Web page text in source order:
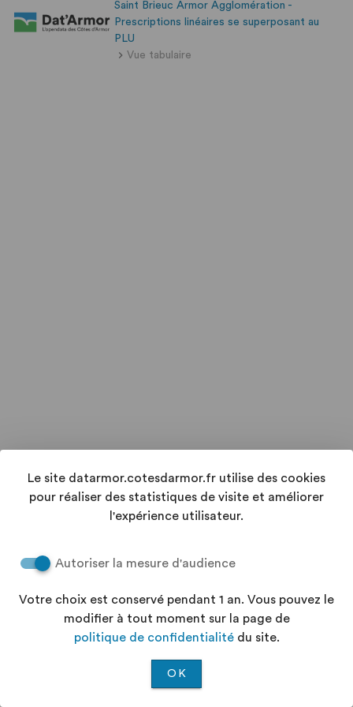
Saint Brieuc Armor Agglomération -
Prescriptions linéaires se superposant au
PLU
Vue tabulaire
Le site datarmor.cotesdarmor.fr utilise des cookies
pour réaliser des statistiques de visite et améliorer
l'expérience utilisateur.
Autoriser la mesure d'audience
Votre choix est conservé pendant 1 an. Vous pouvez le
modifier à tout moment sur la page de
politique de confidentialitédu site.
OK